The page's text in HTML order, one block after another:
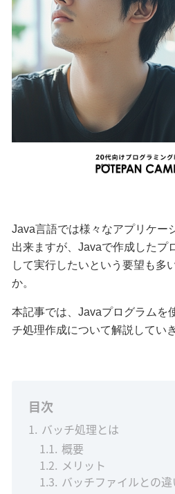
Java言語では様々なアプリケー
出来ますが、Javaで作成したプ
して実行したいという要望も多
か。
本記事では、Javaプログラムを
チ処理作成について解説してい
目次
1 バッチ処理とは
1.1 概要
1.2 メリット
1.3 バッチファイルとの違